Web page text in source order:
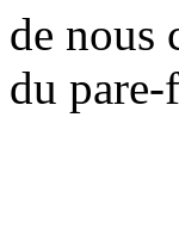
de nous
du pare-